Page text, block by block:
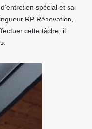
spécial et sa
RP Rénovation,
cette tâche, il